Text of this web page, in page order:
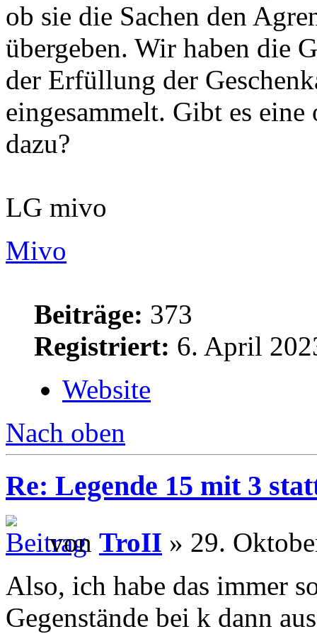
ob sie die Sachen den
übergeben. Wir haben die
der Erfüllung der
eingesammelt. Gibt es
dazu?
LG mivo
Mivo
Beiträge: 373
Registriert: 6. April
Website
Nach oben
Re: Legende 15 mit 3
von TroII » 29.
Also, ich habe das immer
Gegenstände bei k dann